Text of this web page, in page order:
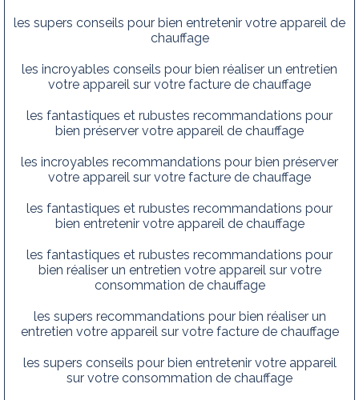
les supers conseils pour bien entretenir votre appareil de
chauffage
les incroyables conseils pour bien réaliser un entretien
votre appareil sur votre facture de chauffage
les fantastiques et rubustes recommandations pour
bien préserver votre appareil de chauffage
les incroyables recommandations pour bien préserver
votre appareil sur votre facture de chauffage
les fantastiques et rubustes recommandations pour
bien entretenir votre appareil de chauffage
les fantastiques et rubustes recommandations pour
bien réaliser un entretien votre appareil sur votre
consommation de chauffage
les supers recommandations pour bien réaliser un
entretien votre appareil sur votre facture de chauffage
les supers conseils pour bien entretenir votre appareil
sur votre consommation de chauffage